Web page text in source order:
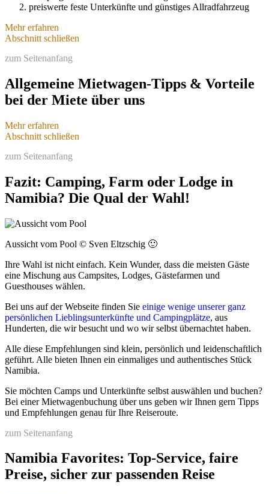
preiswerte feste Unterkünfte und günstiges Allradfahrzeug
Sie zahlen mehr für die feste günstige Unterkunft, sparen jedoch
In der Hauptreisezeit gleicht sich das bei 2 Personen preislich fast
günstiger unterwegs.
Mehr erfahren
Abschnitt schließen
zum Seitenanfang
Allgemeine Mietwagen-Tipps & Vorteile
bei der Miete über uns
Oliver Beccarelli beim
Spirituosen-Test ,© Oliver
Sie möchten alles erleben und flexibel bleiben
Mieten Sie die „klassische Variante“: den 4×4 mit Dachzelt.
Sie möchten nur in festen Unterkünften reisen
Wir empfehlen ganzjährig robuste Fahrzeuge mit ausreichend
Bodenfreiheit. Dam it landen Sie automatisch bei den
Schlamm genügend Möglichkeiten bieten.
Vorteile bei der Automiete über uns:
Mehr erfahren
Abschnitt schließen
zum Seitenanfang
Fazit: Camping, Farm oder Lodge in
Namibia? Die Qual der Wahl!
Aussicht vom Pool © Sven Eltzschig 🙂
Ihre Wahl ist nicht einfach. Kein Wunder, dass die meisten Gäste
eine Mischung aus Campsites, Lodges, Gästefarmen und
Guesthouses wählen.
Bei uns auf der Webseite finden Sie einige wenige unserer ganz
persönlichen Lieblingsunterkünfte und Campingplätze, aus
Hunderten, die wir besucht und wo wir selbst übernachtet haben.
Alle diese Empfehlungen sind klein, persönlich und leidenschaftlich
geführt. Alle bieten Ihnen ein einmaliges und authentisches Stück
Namibia.
Sie möchten Camps und Unterkünfte selbst auswählen und buchen?
Bei einer Mietwagenbuchung über uns geben wir Ihnen gern Tipps
und Empfehlungen genau für Ihre Reiseroute.
zum Seitenanfang
Namibia Favorites: Top-Service, faire
Preise, sicher zur passenden Reise